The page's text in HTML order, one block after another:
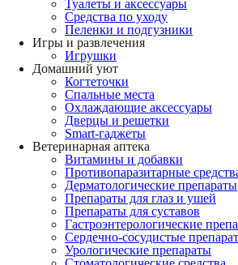
Туалеты и аксессуары
Средства по уходу
Пеленки и подгузники
Игры и развлечения
Игрушки
Домашний уют
Когтеточки
Спальные места
Охлаждающие аксессуары
Дверцы и решетки
Smart-гаджеты
Ветеринарная аптека
Витамины и добавки
Противопаразитарные
Дерматологические препараты
Препараты для глаз и ушей
Препараты для суставов
Гастроэнтерологические
Сердечно-сосудистые
Урологические препараты